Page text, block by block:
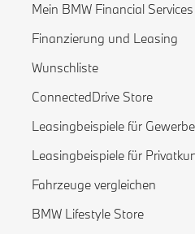
Mein BMW Financial Services
Finanzierung und Leasing
Wunschliste
ConnectedDrive Store
Leasingbeispiele für
Leasingbeispiele für
Fahrzeuge vergleichen
BMW Lifestyle Store